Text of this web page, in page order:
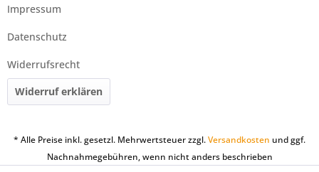
Impressum
Datenschutz
Widerrufsrecht
Widerruf erklären
* Alle Preise inkl. gesetzl. Mehrwertsteuer zzgl.Versandkosten und ggf.
Nachnahmegebühren, wenn nicht anders beschrieben